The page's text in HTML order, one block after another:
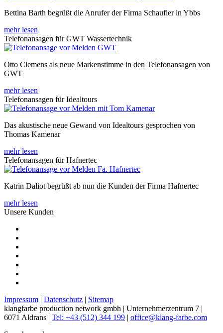
Bettina Barth begrüßt die Anrufer der Firma Schaufler in Ybbs
mehr lesen
Telefonansagen für GWT Wassertechnik
Otto Clemens als neue Markenstimme in den Telefonansagen von
GWT
mehr lesen
Telefonansagen für Idealtours
Das akustische neue Gewand von Idealtours gesprochen von
Thomas Kamenar
mehr lesen
Telefonansagen für Hafnertec
Katrin Daliot begrüßt ab nun die Kunden der Firma Hafnertec
mehr lesen
Unsere Kunden
Impressum | Datenschutz | Sitemap
klangfarbe production network gmbh | Unternehmerzentrum 7 |
6071 Aldrans | Tel: +43 (512) 344 199 | office@klang-farbe.com